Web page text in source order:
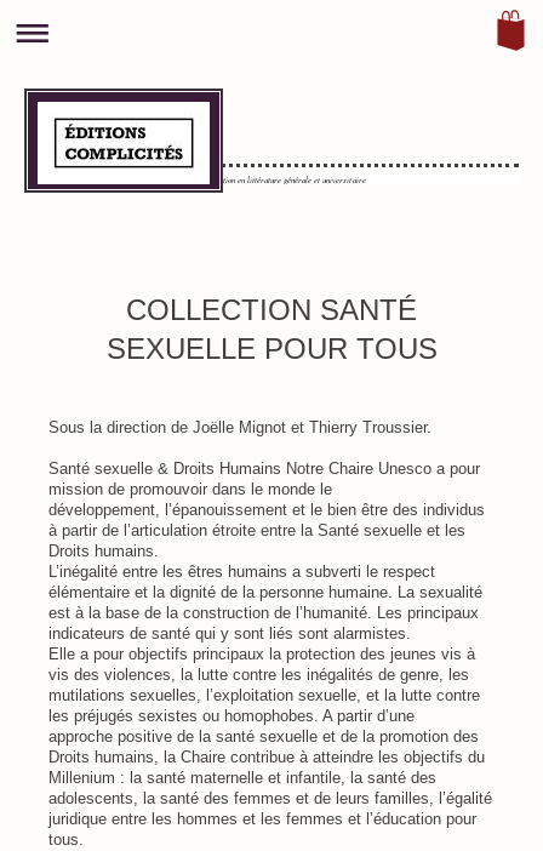
Maison d'édition en littérature générale et universitaire
COLLECTION SANTÉ
SEXUELLE POUR TOUS
Sous la direction de Joëlle Mignot et Thierry Troussier.
Santé sexuelle & Droits Humains Notre Chaire Unesco a pour
mission de promouvoir dans le monde le
développement, l’épanouissement et le bien être des individus
à partir de l’articulation étroite entre la Santé sexuelle et les
Droits humains.
L’inégalité entre les êtres humains a subverti le respect
élémentaire et la dignité de la personne humaine. La sexualité
est à la base de la construction de l’humanité. Les principaux
indicateurs de santé qui y sont liés sont alarmistes.
Elle a pour objectifs principaux la protection des jeunes vis à
vis des violences, la lutte contre les inégalités de genre, les
mutilations sexuelles, l’exploitation sexuelle, et la lutte contre
les préjugés sexistes ou homophobes. A partir d’une
approche positive de la santé sexuelle et de la promotion des
Droits humains, la Chaire contribue à atteindre les objectifs du
Millenium : la santé maternelle et infantile, la santé des
adolescents, la santé des femmes et de leurs familles, l’égalité
juridique entre les hommes et les femmes et l’éducation pour
tous.